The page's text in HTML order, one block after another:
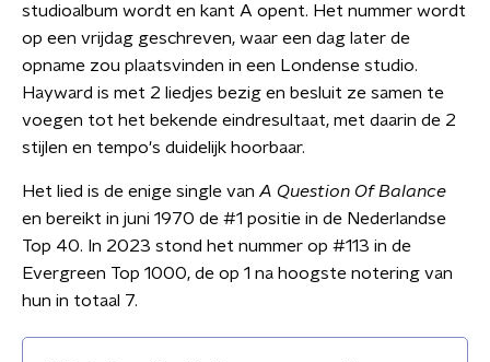
studioalbum wordt en kant A opent. Het nummer wordt
op een vrijdag geschreven, waar een dag later de
opname zou plaatsvinden in een Londense studio.
Hayward is met 2 liedjes bezig en besluit ze samen te
voegen tot het bekende eindresultaat, met daarin de 2
stijlen en tempo's duidelijk hoorbaar.
Het lied is de enige single van A Question Of Balance
en bereikt in juni 1970 de #1 positie in de Nederlandse
Top 40. In 2023 stond het nummer op #113 in de
Evergreen Top 1000, de op 1 na hoogste notering van
hun in totaal 7.